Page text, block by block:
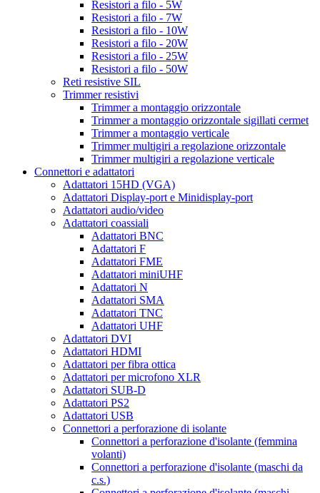
Resistori a filo - 5W
Resistori a filo - 7W
Resistori a filo - 10W
Resistori a filo - 20W
Resistori a filo - 25W
Resistori a filo - 50W
Reti resistive SIL
Trimmer resistivi
Trimmer a montaggio orizzontale
Trimmer a montaggio orizzontale sigillati cermet
Trimmer a montaggio verticale
Trimmer multigiri a regolazione orizzontale
Trimmer multigiri a regolazione verticale
Connettori e adattatori
Adattatori 15HD (VGA)
Adattatori Display-port e Minidisplay-port
Adattatori audio/video
Adattatori coassiali
Adattatori BNC
Adattatori F
Adattatori FME
Adattatori miniUHF
Adattatori N
Adattatori SMA
Adattatori TNC
Adattatori UHF
Adattatori DVI
Adattatori HDMI
Adattatori per fibra ottica
Adattatori per microfono XLR
Adattatori SUB-D
Adattatori PS2
Adattatori USB
Connettori a perforazione di isolante
Connettori a perforazione d'isolante (femmina
volanti)
Connettori a perforazione d'isolante (maschi da
c.s.)